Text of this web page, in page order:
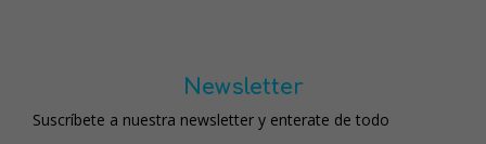
Newsletter
Suscríbete a nuestra newsletter y enterate de todo